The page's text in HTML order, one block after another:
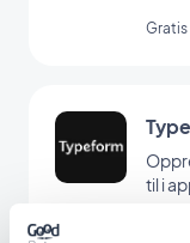
Gratis
til i